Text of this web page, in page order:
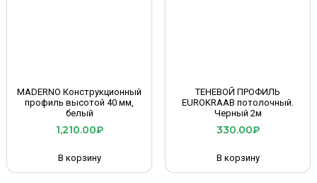
MADERNO Конструкционный
профиль высотой 40 мм,
белый
1,210.00₽
В корзину
ТЕНЕВОЙ ПРОФИЛЬ
EUROKRAAB потолочный.
Черный 2м
330.00₽
В корзину